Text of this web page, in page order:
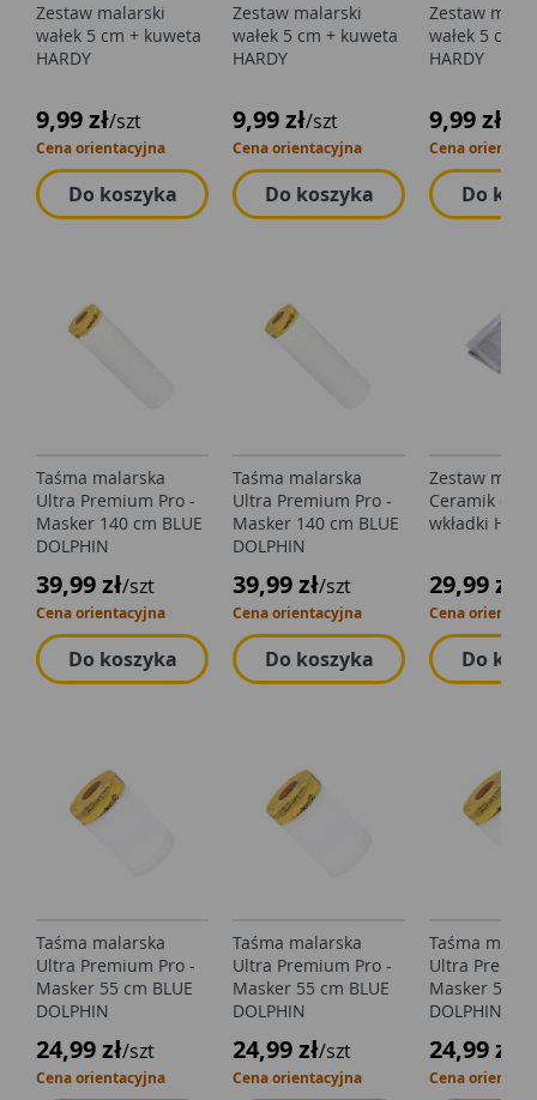
Zestaw malarski
wałek 5 cm + kuweta
HARDY
9,99 zł/szt
Cena orientacyjna
Do koszyka
Zestaw malarski
wałek 5 cm + kuweta
HARDY
9,99 zł/szt
Cena orientacyjna
Do koszyka
Zestaw
wałek 5 cm
HARDY
9,99 zł
Cena
Do
Taśma malarska
Ultra Premium Pro -
Masker 140 cm BLUE
DOLPHIN
39,99 zł/szt
Cena orientacyjna
Do koszyka
Taśma malarska
Ultra Premium Pro -
Masker 140 cm BLUE
DOLPHIN
39,99 zł/szt
Cena orientacyjna
Do koszyka
Zestaw
Ceramik
wkładki
29,99 zł
Cena
Do
Taśma malarska
Ultra Premium Pro -
Masker 55 cm BLUE
DOLPHIN
24,99 zł/szt
Cena orientacyjna
Taśma malarska
Ultra Premium Pro -
Masker 55 cm BLUE
DOLPHIN
24,99 zł/szt
Cena orientacyjna
Taśma
Ultra
Masker 55
DOLPHIN
24,99 zł
Cena